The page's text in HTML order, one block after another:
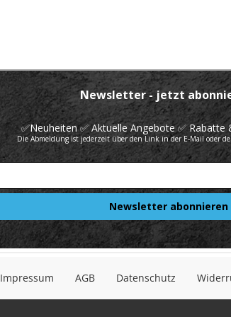
Impressum AGB Datenschutz